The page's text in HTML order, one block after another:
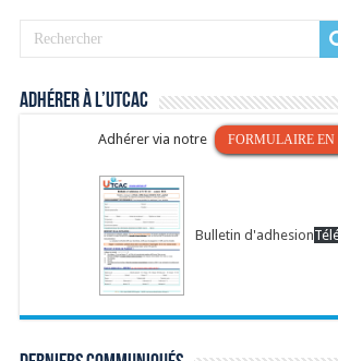
Adhérer à l’UTCAC
Adhérer via notre FORMULAIRE EN
Bulletin d'adhesion